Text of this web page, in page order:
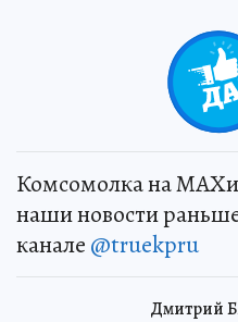
Комсомолка на
наши новости
канале @truekpru
Дмитрий